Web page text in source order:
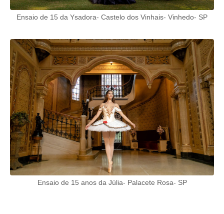
Ensaio de 15 da Ysadora- Castelo dos Vinhais- Vinhedo- SP
Ensaio de 15 anos da Júlia- Palacete Rosa- SP